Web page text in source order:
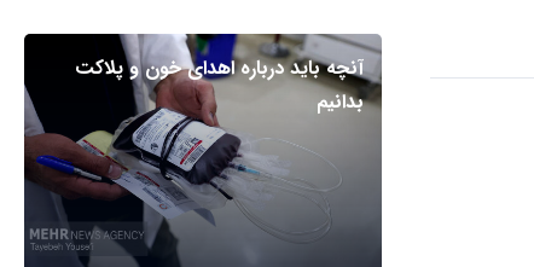
آنچه باید درباره اهدای خون و پلاکت
بدانیم